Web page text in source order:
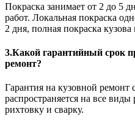
Покраска занимает от 2 до 5
работ. Локальная покраска
2 дня, полная покраска
3.Какой гарантийный срок
ремонт?
Гарантия на кузовной ремонт
распространяется на все виды
рихтовку и сварку.